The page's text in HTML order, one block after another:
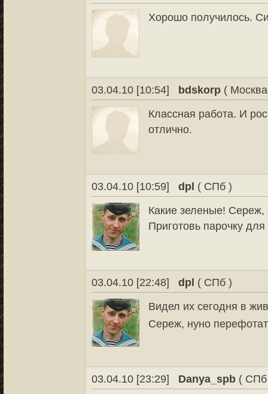
Хорошо получилось.
03.04.10 [10:54] bdskorp (
Классная работа. И
отлично.
03.04.10 [10:59] dpl ( СПб )
Какие зеленые! Сереж,
Приготовь парочку
03.04.10 [22:48] dpl ( СПб )
Видел их сегодня в
Сереж, нуно
03.04.10 [23:29] Danya_spb (